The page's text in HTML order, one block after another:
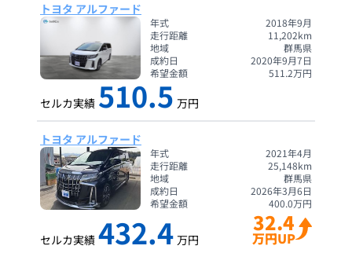
トヨタ アルファード
年式
2018年9月
走行距離
11,202km
地域
群馬県
成約日
2020年9月7日
希望金額
511.2万円
セルカ実績 510.5 万円
トヨタ アルファード
年式
2021年4月
走行距離
25,148km
地域
群馬県
成約日
2026年3月6日
希望金額
400.0万円
セルカ実績 432.4 万円
32.4
万円UP